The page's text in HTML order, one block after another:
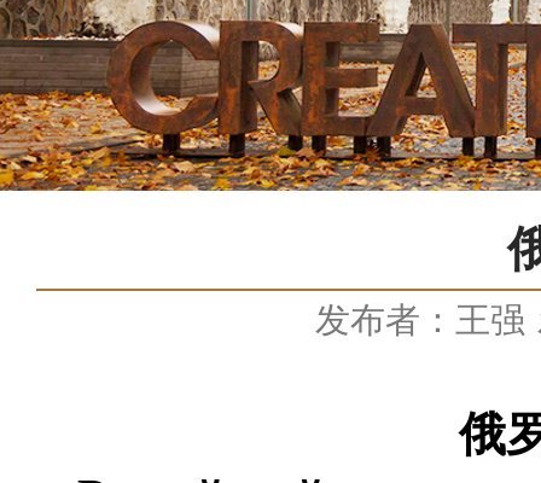
发布者：王强
俄